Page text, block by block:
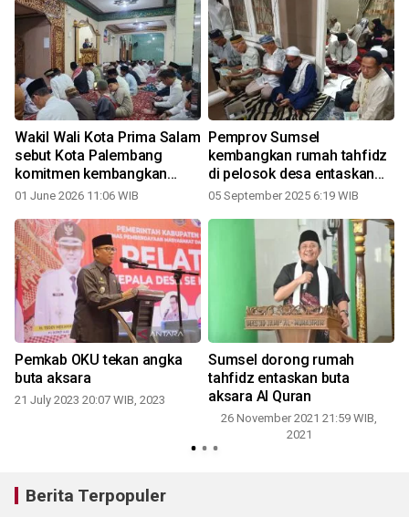
Wakil Wali Kota Prima Salam
sebut Kota Palembang
komitmen kembangkan
rumah tahfidz
01 June 2026 11:06 WIB
Pemprov Sumsel
kembangkan rumah tahfidz
di pelosok desa entaskan
buta Al Quran
05 September 2025 6:19 WIB
Pemkab OKU tekan angka
buta aksara
21 July 2023 20:07 WIB, 2023
Sumsel dorong rumah
tahfidz entaskan buta
aksara Al Quran
26 November 2021 21:59 WIB,
2021
Berita Terpopuler